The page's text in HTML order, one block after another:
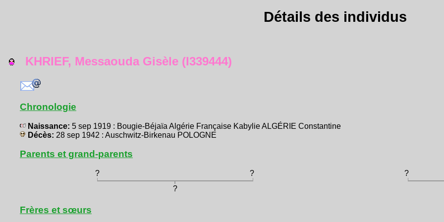
Détails des individus
KHRIEF, Messaouda Gisèle (I339444)
Chronologie
Naissance: 5 sep 1919 : Bougie-Béjaïa Algérie Française Kabylie ALGÉRIE Constantine
Décès: 28 sep 1942 : Auschwitz-Birkenau POLOGNE
Parents et grand-parents
? ?
?
?
Frères et sœurs